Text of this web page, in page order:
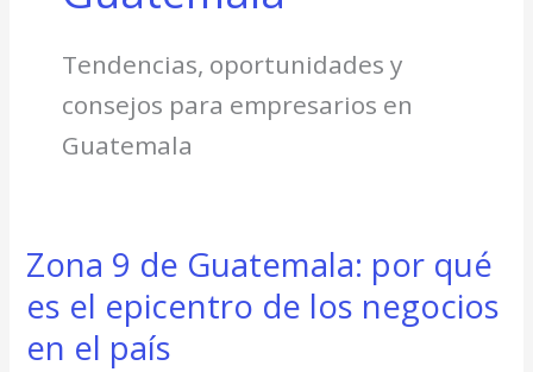
Tendencias, oportunidades y
consejos para empresarios en
Guatemala
Zona 9 de Guatemala: por qué
es el epicentro de los negocios
en el país
Zona
de
Guatemala: